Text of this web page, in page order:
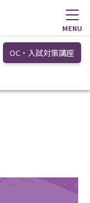
MENU
OC・入試対策講座